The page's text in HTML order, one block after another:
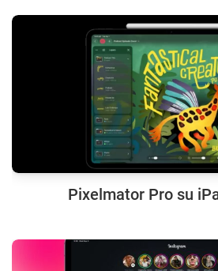
Pixelmator Pro su